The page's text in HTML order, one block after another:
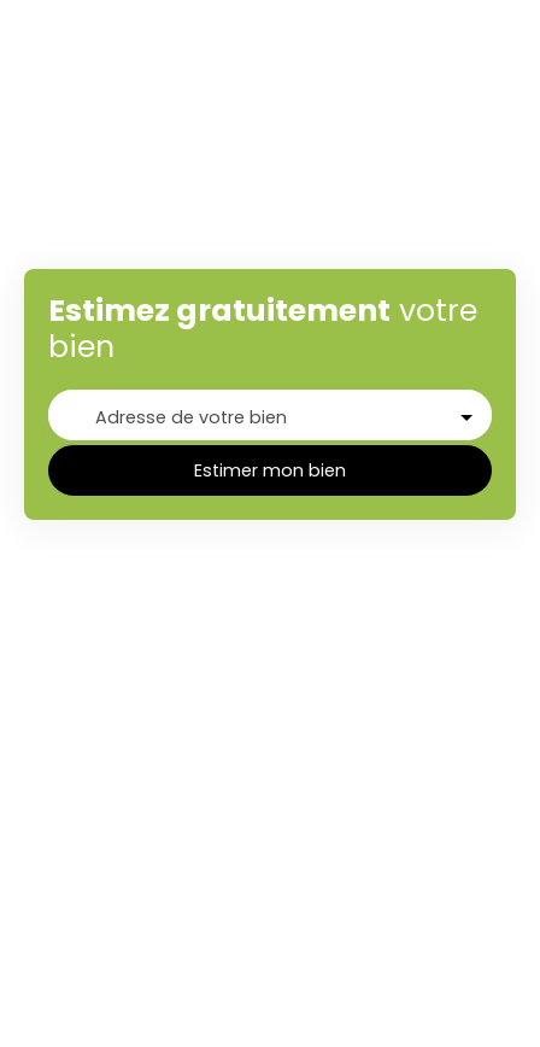
Estimez gratuitement votre
bien
Adresse de votre bien
Estimer mon bien